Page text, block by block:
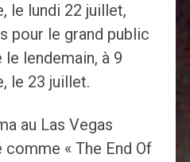
le lundi 22 juillet,
pour le grand public
lendemain, à 9
le 23 juillet.
au Las Vegas
« The End Of